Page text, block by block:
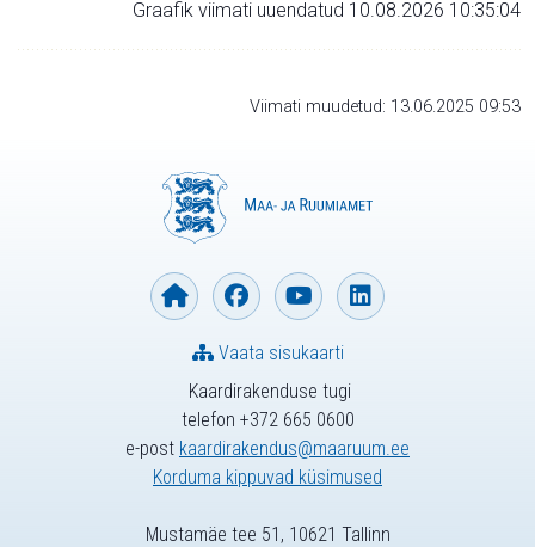
Graafik viimati uuendatud 10.08.2026 10:35:04
Viimati muudetud: 13.06.2025 09:53
Kaardirakenduse tugi
telefon +372 665 0600
e-post kaardirakendus@maaruum.ee
Korduma kippuvad küsimused
Vaata sisukaarti
Mustamäe tee 51, 10621 Tallinn